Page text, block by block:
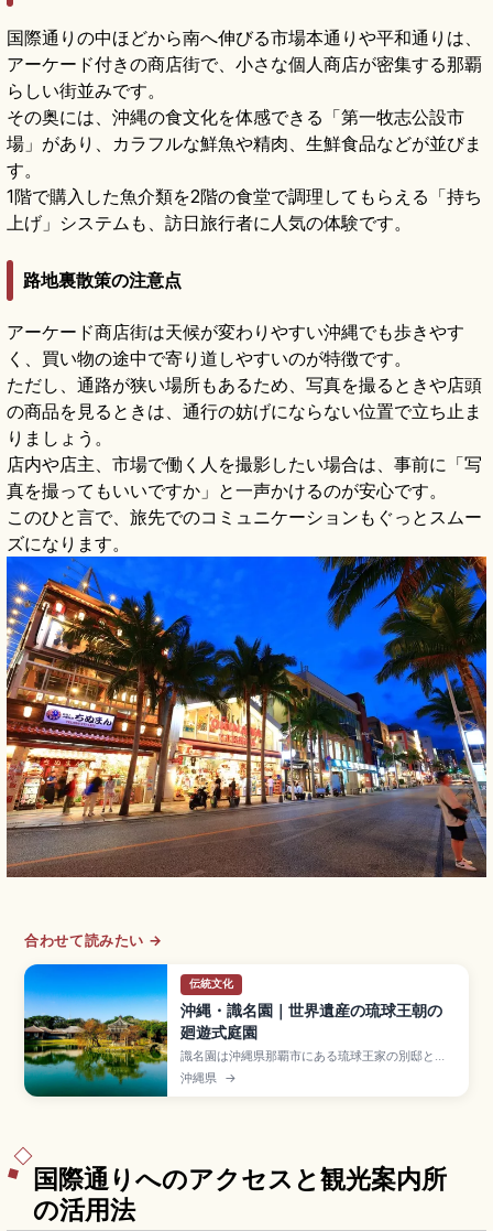
国際通りの中ほどから南へ伸びる市場本通りや平和通りは、
アーケード付きの商店街で、小さな個人商店が密集する那覇
らしい街並みです。
その奥には、沖縄の食文化を体感できる「第一牧志公設市
場」があり、カラフルな鮮魚や精肉、生鮮食品などが並びま
す。
1階で購入した魚介類を2階の食堂で調理してもらえる「持ち
上げ」システムも、訪日旅行者に人気の体験です。
路地裏散策の注意点
アーケード商店街は天候が変わりやすい沖縄でも歩きやす
く、買い物の途中で寄り道しやすいのが特徴です。
ただし、通路が狭い場所もあるため、写真を撮るときや店頭
の商品を見るときは、通行の妨げにならない位置で立ち止ま
りましょう。
店内や店主、市場で働く人を撮影したい場合は、事前に「写
真を撮ってもいいですか」と一声かけるのが安心です。
このひと言で、旅先でのコミュニケーションもぐっとスムー
ズになります。
合わせて読みたい →
伝統文化
沖縄・識名園｜世界遺産の琉球王朝の
廻遊式庭園
識名園は沖縄県那覇市にある琉球王家の別邸とし
て1799年に造営された廻遊式庭園で、世界遺産
「琉球王国のグスク及び関連遺産群」の構成資
沖縄県 →
国際通りへのアクセスと観光案内所
の活用法